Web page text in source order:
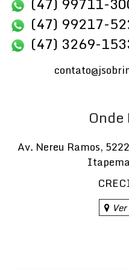
(47) 99217-
(47) 3269-
Onde
Av. Nereu Ramos, 5222
Itapema
Ver